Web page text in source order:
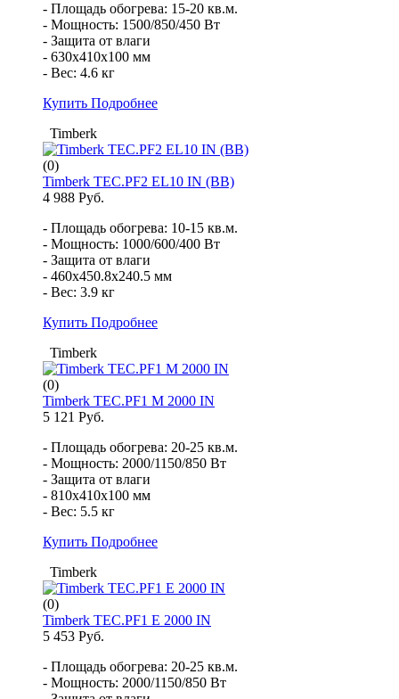
- Площадь обогрева: 15-20 кв.м.
- Мощность: 1500/850/450 Вт
- Защита от влаги
- 630x410x100 мм
- Вес: 4.6 кг
Купить Подробнее
Timberk
(0)
Timberk TEC.PF2 EL10 IN (BB)
4 988 Руб.
- Площадь обогрева: 10-15 кв.м.
- Мощность: 1000/600/400 Вт
- Защита от влаги
- 460x450.8x240.5 мм
- Вес: 3.9 кг
Купить Подробнее
Timberk
(0)
Timberk TEC.PF1 M 2000 IN
5 121 Руб.
- Площадь обогрева: 20-25 кв.м.
- Мощность: 2000/1150/850 Вт
- Защита от влаги
- 810x410x100 мм
- Вес: 5.5 кг
Купить Подробнее
Timberk
(0)
Timberk TEC.PF1 E 2000 IN
5 453 Руб.
- Площадь обогрева: 20-25 кв.м.
- Мощность: 2000/1150/850 Вт